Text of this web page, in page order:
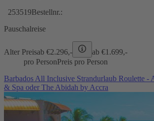
253519Bestellnr.:
Pauschalreise
Alter Preisab €2.296,- ab €1.699,-
pro PersonPreis pro Person
Barbados All Inclusive Strandurlaub Roulette -
& Spa oder The Abidah by Accra